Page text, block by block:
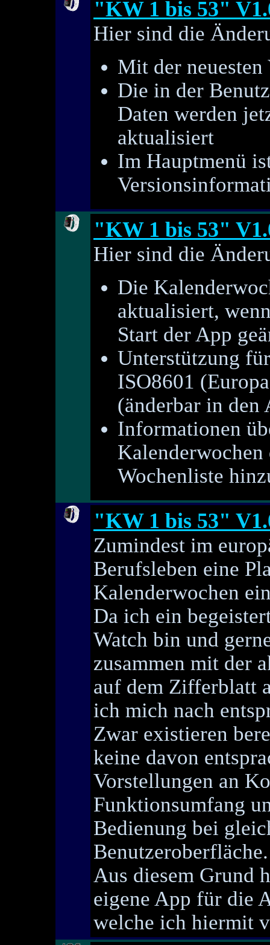
"KW 1 bis 53"
Hier sind die
Mit der
Die in der
Daten werden
aktualisiert
Im Hauptmenü
"KW 1 bis 53"
Hier sind die
Die
aktualisiert,
Start der App
Unterstützung
ISO8601
(änderbar in den
Informationen
Kalenderwochen
Wochenliste
"KW 1 bis 53"
Zumindest im
Berufsleben eine
Kalenderwochen
Da ich ein
Watch bin und
zusammen mit der
auf dem Zifferblatt
ich mich nach
Zwar existieren
keine davon
Vorstellungen an
Funktionsumfang
Bedienung bei
Benutzeroberfläche.
Aus diesem Grund
eigene App für die
welche ich hiermit